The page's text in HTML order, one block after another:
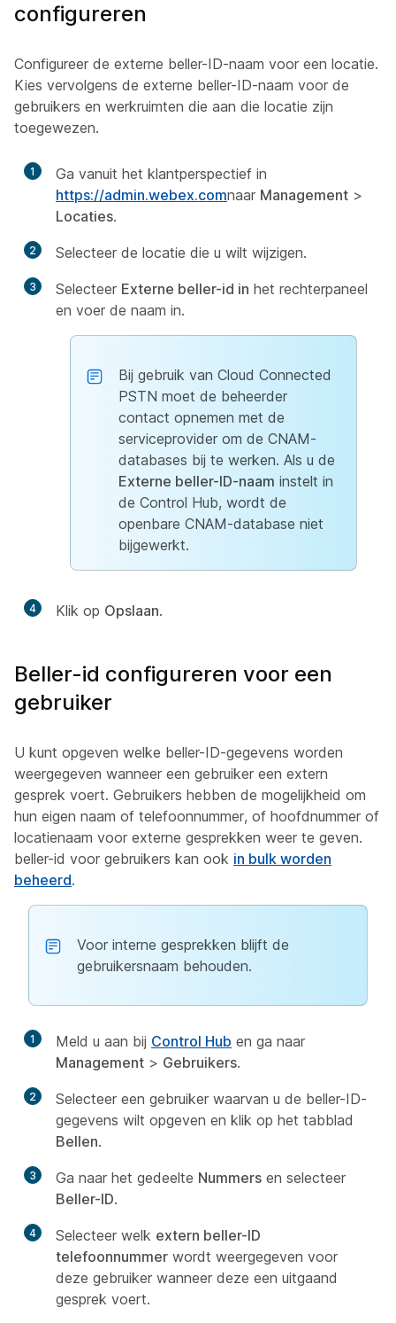
configureren
Configureer de externe beller-ID-naam voor een locatie.
Kies vervolgens de externe beller-ID-naam voor de
gebruikers en werkruimten die aan die locatie zijn
toegewezen.
1
Ga vanuit het klantperspectief in
https://admin.webex.comnaar Management >
Locaties.
2 Selecteer de locatie die u wilt wijzigen.
3 Selecteer Externe beller-id in het rechterpaneel
en voer de naam in.
Bij gebruik van Cloud Connected
PSTN moet de beheerder
contact opnemen met de
serviceprovider om de CNAM-
databases bij te werken. Als u de
Externe beller-ID-naam instelt in
de Control Hub, wordt de
openbare CNAM-database niet
bijgewerkt.
4 Klik op Opslaan.
Beller-id configureren voor een
gebruiker
U kunt opgeven welke beller-ID-gegevens worden
weergegeven wanneer een gebruiker een extern
gesprek voert. Gebruikers hebben de mogelijkheid om
hun eigen naam of telefoonnummer, of hoofdnummer of
locatienaam voor externe gesprekken weer te geven.
beller-id voor gebruikers kan ook in bulk worden
beheerd.
Voor interne gesprekken blijft de
gebruikersnaam behouden.
1 Meld u aan bij Control Hub en ga naar
Management > Gebruikers.
2
Selecteer een gebruiker waarvan u de beller-ID-
gegevens wilt opgeven en klik op het tabblad
Bellen.
3 Ga naar het gedeelte Nummers en selecteer
Beller-ID.
4 Selecteer welk extern beller-ID
telefoonnummer wordt weergegeven voor
deze gebruiker wanneer deze een uitgaand
gesprek voert.